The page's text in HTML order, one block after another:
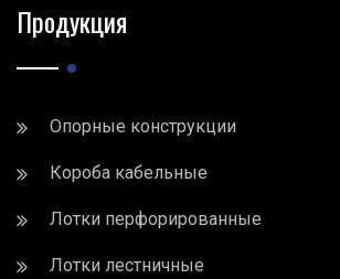
Продукция
Опорные конструкции
Короба кабельные
Лотки перфорированные
Лотки лестничные